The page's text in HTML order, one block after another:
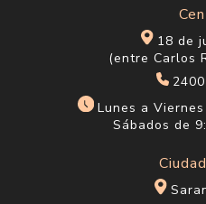
18 de
(entre Carlos
Lunes a
Sábados de